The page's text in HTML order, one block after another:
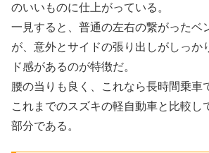
のいいものに仕上がっている。
一見すると、普通の左右の繋がったベ
が、意外とサイドの張り出しがしっか
ド感があるのが特徴だ。
腰の当りも良く、これなら長時間乗車
これまでのスズキの軽自動車と比較し
部分である。